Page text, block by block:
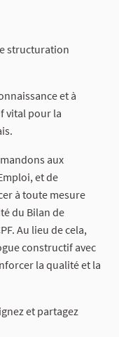
structuration
et à
vital pour la
aux
et de
à toute mesure
du Bilan de
Au lieu de cela,
constructif avec
la qualité et la
et partagez